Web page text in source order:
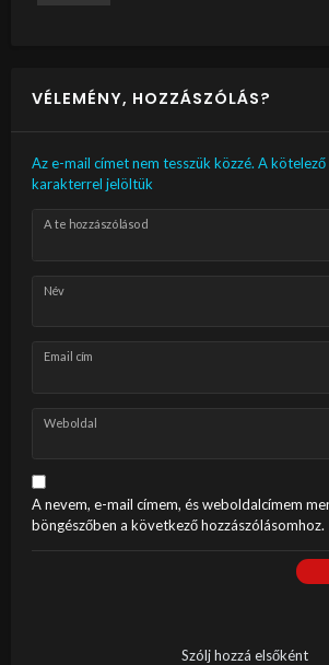
VÉLEMÉNY, HOZZÁSZÓLÁS?
Az e-mail címet nem tesszük közzé. A
karakterrel jelöltük
A te hozzászólásod
Név
Email cím
Weboldal
A nevem, e-mail címem, és weboldalcímem
böngészőben a következő hozzászólásomhoz.
Szólj hozzá elsőként